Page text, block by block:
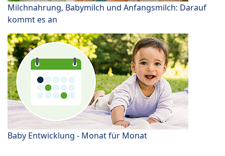
Milchnahrung, Babymilch und Anfangsmilch: Darauf
kommt es an
Baby Entwicklung - Monat für Monat